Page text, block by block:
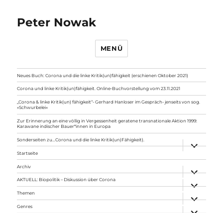
Peter Nowak
MENÜ
Neues Buch: Corona und die linke Kritik(un)fähigkeit (erschienen Oktober 2021)
Corona und linke Kritik(un)fähigkeit. Online-Buchvorstellung vom 23.11.2021
„Corona & linke Kritik(un) fähigkeit“- Gerhard Hanloser im Gespräch- jenseits von sog.
»Schwurbelei«
Zur Erinnerung an eine völlig in Vergessenheit geratene transnationale Aktion 1999:
Karawane indischer Bauer*innen in Europa
Sonderseiten zu…Corona und die linke Kritik(un)Fähigkeit).
anzeigen
Startseite
Archiv
anzeigen
AKTUELL: Biopolitik – Diskussion über Corona
anzeigen
Themen
anzeigen
Genres